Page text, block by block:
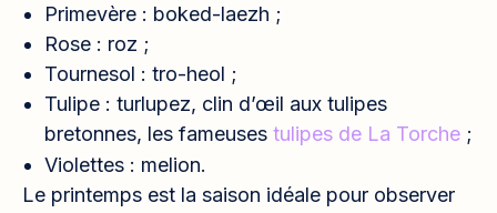
Primevère : boked-laezh ;
Rose : roz ;
Tournesol : tro-heol ;
Tulipe : turlupez, clin d’œil aux tulipes
bretonnes, les fameuses tulipes de La Torche ;
Violettes : melion.
Le printemps est la saison idéale pour observer